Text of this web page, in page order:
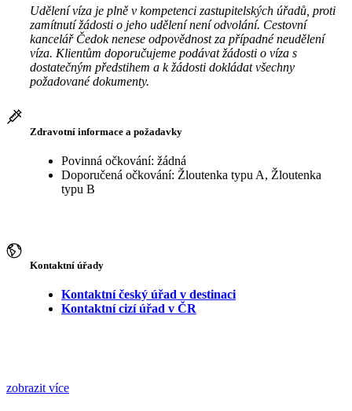
Udělení víza je plně v kompetenci zastupitelských úřadů, proti
zamítnutí žádosti o jeho udělení není odvolání. Cestovní
kancelář Čedok nenese odpovědnost za případné neudělení
víza. Klientům doporučujeme podávat žádosti o víza s
dostatečným předstihem a k žádosti dokládat všechny
požadované dokumenty.
Zdravotní informace a požadavky
Povinná očkování: žádná
Doporučená očkování: Žloutenka typu A, Žloutenka
typu B
Kontaktní úřady
Kontaktní český úřad v destinaci
Kontaktní cizí úřad v ČR
zobrazit více